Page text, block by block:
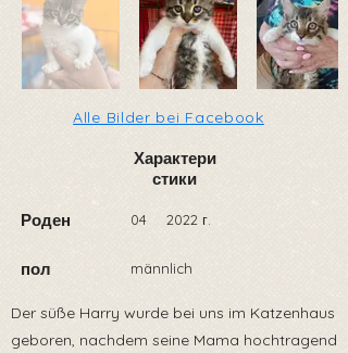
Alle Bilder bei Facebook
Характери
стики
Роден
пол
04 2022 г.
männlich
Der süße Harry wurde bei uns im Katzenhaus
geboren, nachdem seine Mama hochtragend